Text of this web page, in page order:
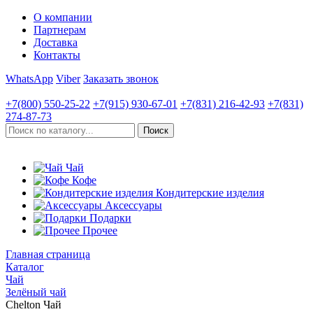
О компании
Партнерам
Доставка
Контакты
WhatsApp Viber Заказать звонок
+7(800) 550-25-22 +7(915) 930-67-01 +7(831) 216-42-93 +7(831)
274-87-73
Чай
Кофе
Кондитерские изделия
Аксессуары
Подарки
Прочее
Главная страница
Каталог
Чай
Зелёный чай
Chelton Чай